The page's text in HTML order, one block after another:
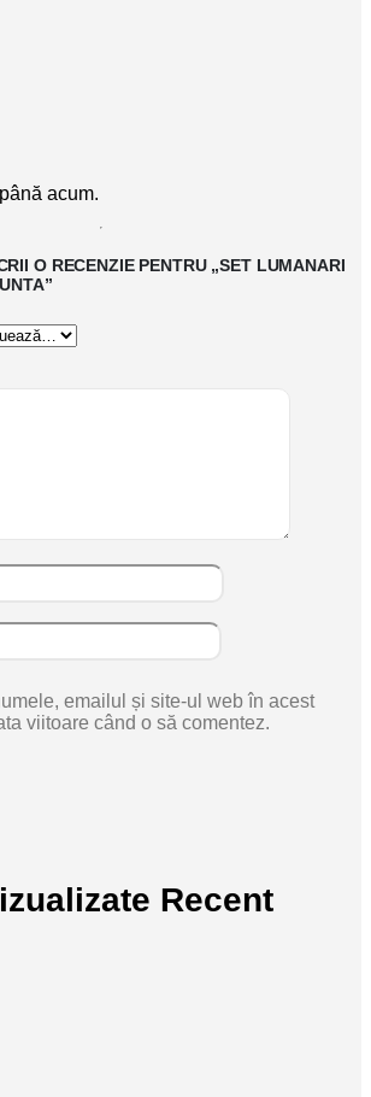
acum.
O RECENZIE PENTRU „SET LUMANARI
emailul și site-ul web în acest
viitoare când o să comentez.
Recent